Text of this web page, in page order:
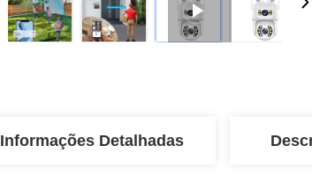
Informações Detalhadas